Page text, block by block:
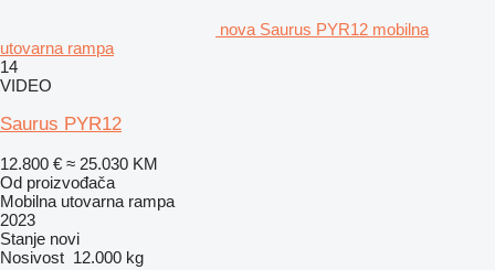
nova Saurus PYR12 mobilna
utovarna rampa
14
VIDEO
Saurus PYR12
12.800 € ≈ 25.030 KM
Od proizvođača
Mobilna utovarna rampa
2023
Stanje novi
Nosivost 12.000 kg